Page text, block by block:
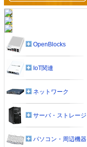
OpenBlocks
IoT関連
ネットワーク
サーバ・ストレージ
パソコン・周辺機器